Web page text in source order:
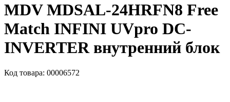
MDV MDSAL-24HRFN8 Free
Match INFINI UVpro DC-
INVERTER внутренний блок
Код товара: 00006572